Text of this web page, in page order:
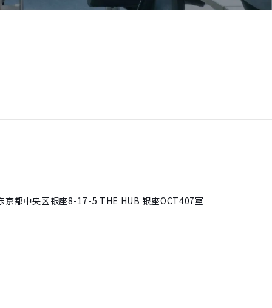
京都中央区银座8-17-5 THE HUB 银座OCT407室